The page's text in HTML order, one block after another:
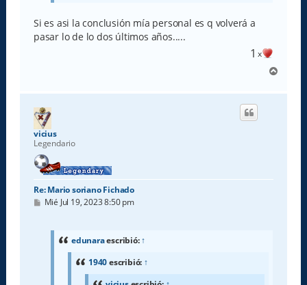
Si es asi la conclusión mía personal es q volverá a
pasar lo de lo dos últimos años.....
1 x
r
vicius
Legendario
Re: Mario soriano Fichado
M
Mié Jul 19, 2023 8:50 pm
edunaraescribió:↑
1940escribió: ↑